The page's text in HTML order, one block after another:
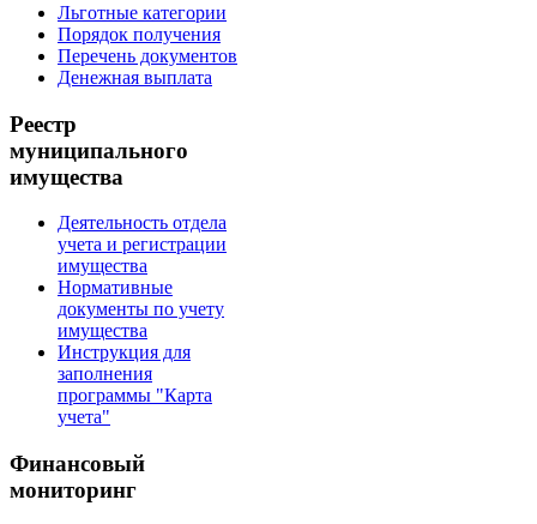
Льготные категории
Порядок получения
Перечень документов
Денежная выплата
Реестр
муниципального
имущества
Деятельность отдела
учета и регистрации
имущества
Нормативные
документы по учету
имущества
Инструкция для
заполнения
программы "Карта
учета"
Финансовый
мониторинг